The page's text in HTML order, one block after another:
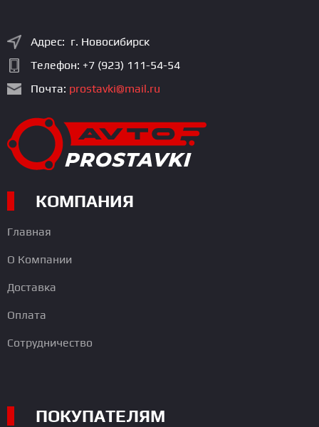
Адрес: г. Новосибирск
Телефон: +7 (923) 111-54-54
Почта: prostavki@mail.ru
КОМПАНИЯ
Главная
О Компании
Доставка
Оплата
Сотрудничество
ПОКУПАТЕЛЯМ